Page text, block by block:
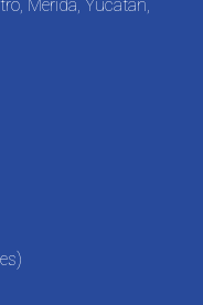
Mérida, Yucatán,